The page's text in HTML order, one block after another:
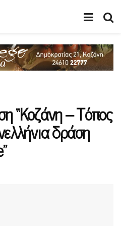
“Κοζάνη – Τόπος
δράση